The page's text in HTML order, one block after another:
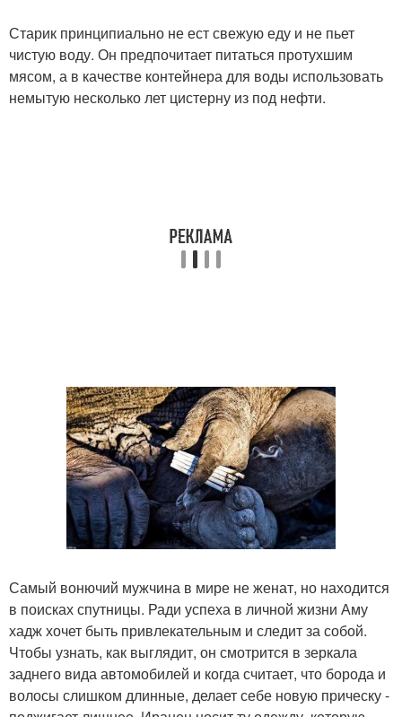
Старик принципиально не ест свежую еду и не пьет
чистую воду. Он предпочитает питаться протухшим
мясом, а в качестве контейнера для воды использовать
немытую несколько лет цистерну из под нефти.
Самый вонючий мужчина в мире не женат, но находится
в поисках спутницы. Ради успеха в личной жизни Аму
хадж хочет быть привлекательным и следит за собой.
Чтобы узнать, как выглядит, он смотрится в зеркала
заднего вида автомобилей и когда считает, что борода и
волосы слишком длинные, делает себе новую прическу -